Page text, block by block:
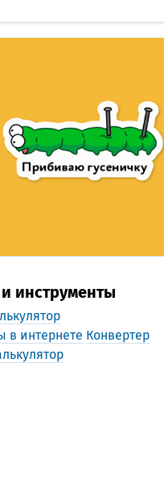
инструменты
в интернете Конвертер